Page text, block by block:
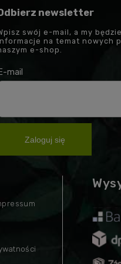
newsletter
swój e-mail, a my
na temat nowych
e-shop.
E-mail
Zaloguj się